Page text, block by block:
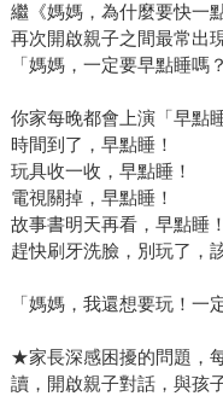
繼《媽媽，為什麼要快一
再次開啟親子之間最常出
「媽媽，一定要早點睡嗎？
你家每晚都會上演「早點
時間到了，早點睡！
玩具收一收，早點睡！
電視關掉，早點睡！
故事書明天再看，早點睡！
趕快刷牙洗臉，別玩了，
「媽媽，我還想要玩！一
★家長深感困擾的問題，
讀，開啟親子對話，與孩